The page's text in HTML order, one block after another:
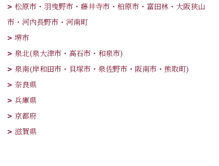
松原市・羽曳野市・藤井寺市・柏原市・富田林・大阪狭山
市・河内長野市・河南町
堺市
泉北(泉大津市・高石市・和泉市)
泉南(岸和田市・貝塚市・泉佐野市・阪南市・熊取町)
奈良県
兵庫県
京都府
滋賀県